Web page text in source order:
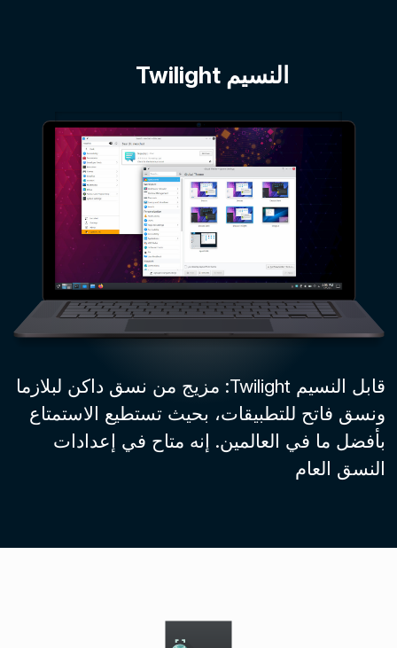
النسيم Twilight
قابل النسيم Twilight: مزيج من نسق داكن لبلازما
ونسق فاتح للتطبيقات، بحيث تستطيع الاستمتاع
بأفضل ما في العالمين. إنه متاح في إعدادات
النسق العام